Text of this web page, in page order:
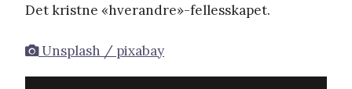
Det kristne «hverandre»-fellesskapet.
Unsplash / pixabay